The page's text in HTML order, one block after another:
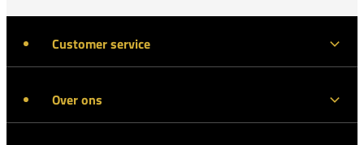
Customer service
Over ons